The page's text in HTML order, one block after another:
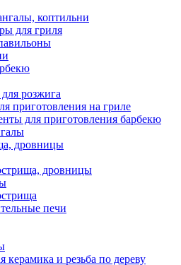
коптильни
для гриля
розжига
приготовления на гриле
для приготовления барбекю
дровницы
дровницы
печи
керамика и резьба по дереву